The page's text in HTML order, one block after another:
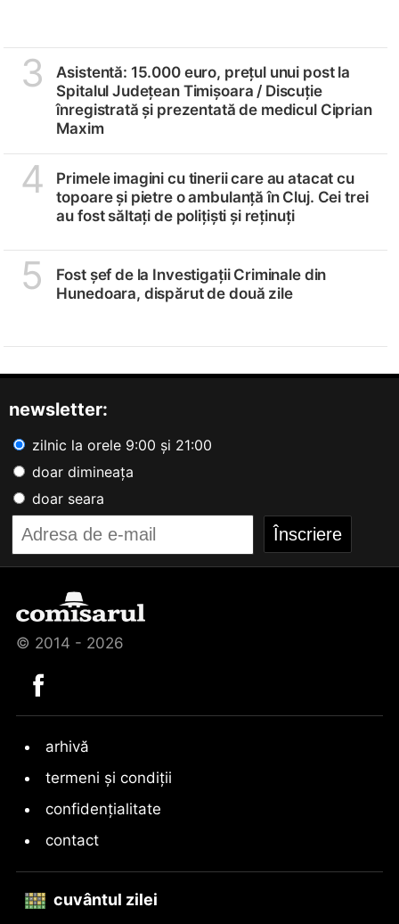
3
Asistentă: 15.000 euro, prețul unui post la
Spitalul Județean Timișoara / Discuție
înregistrată și prezentată de medicul Ciprian
Maxim
4
Primele imagini cu tinerii care au atacat cu
topoare și pietre o ambulanță în Cluj. Cei trei
au fost săltați de polițiști și reținuți
5
Fost șef de la Investigații Criminale din
Hunedoara, dispărut de două zile
newsletter:
zilnic la orele 9:00 și 21:00
doar dimineața
doar seara
© 2014 - 2026
arhivă
termeni și condiții
confidențialitate
contact
cuvântul zilei